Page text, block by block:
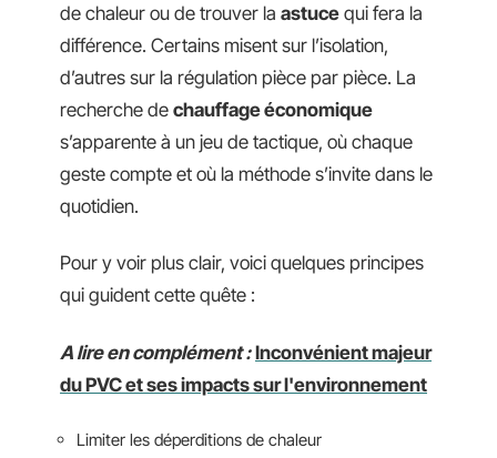
de chaleur ou de trouver la astuce qui fera la
différence. Certains misent sur l’isolation,
d’autres sur la régulation pièce par pièce. La
recherche de chauffage économique
s’apparente à un jeu de tactique, où chaque
geste compte et où la méthode s’invite dans le
quotidien.
Pour y voir plus clair, voici quelques principes
qui guident cette quête :
A lire en complément : Inconvénient majeur
du PVC et ses impacts sur l'environnement
Limiter les déperditions de chaleur